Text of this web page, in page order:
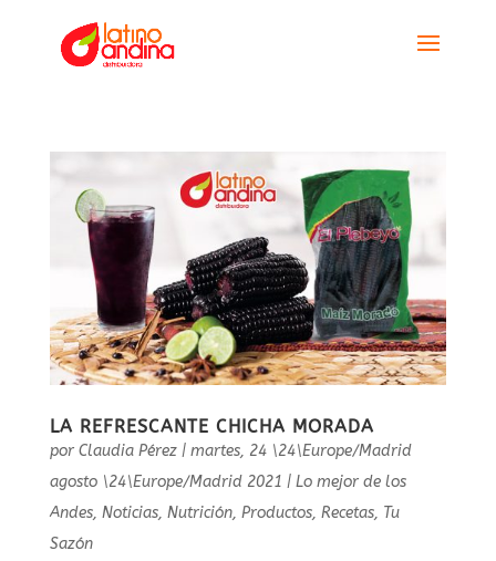
LA REFRESCANTE CHICHA MORADA
por Claudia Pérez| martes, 24 \24\Europe/Madrid
agosto \24\Europe/Madrid 2021 | Lo mejor de los
Andes, Noticias, Nutrición, Productos, Recetas, Tu
Sazón